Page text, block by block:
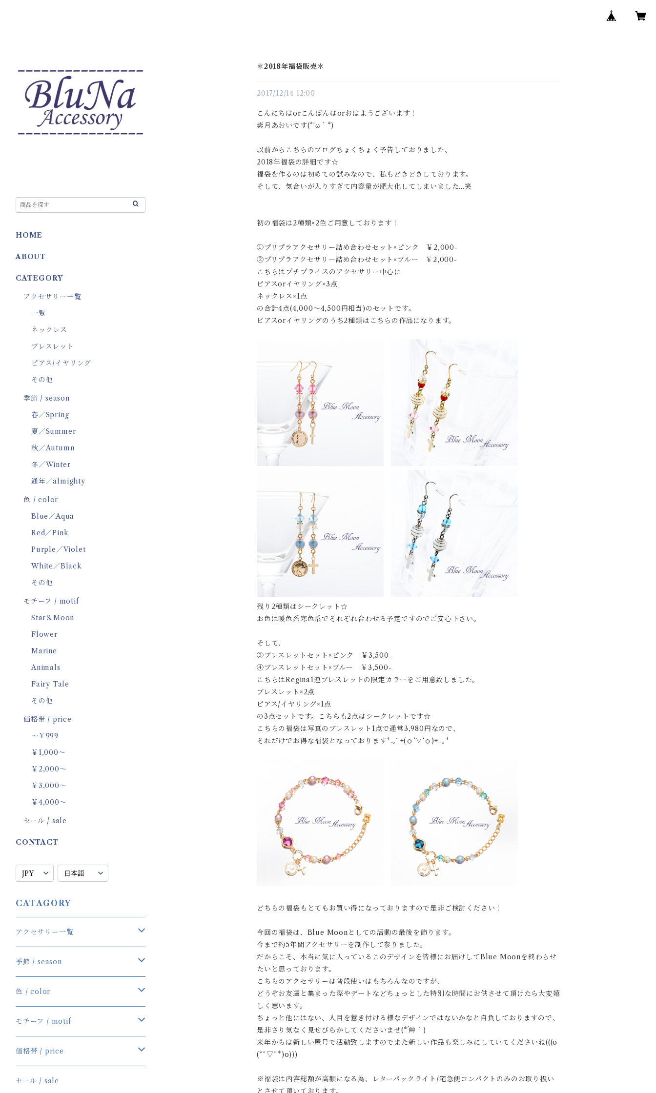
＊2018年福袋販売＊
2017/12/14 12:00
こんにちはorこんばんはorおはようございます！
紫月あおいです(*′ω｀*)
以前からこちらのブログちょくちょく予告しておりました、
2018年福袋の詳細です☆
福袋を作るのは初めての試みなので、私もどきどきしております。
そして、気合いが入りすぎて内容量が肥大化してしまいました…笑
初の福袋は2種類×2色ご用意しております！
①プリプラアクセサリー詰め合わせセット×ピンク ￥2,000-
②プリプラアクセサリー詰め合わせセット×ブルー ￥2,000-
こちらはプチプライスのアクセサリー中心に
ピアスorイヤリング×3点
ネックレス×1点
の合計4点(4,000～4,500円相当)のセットです。
ピアスorイヤリングのうち2種類はこちらの作品になります。
残り2種類はシークレット☆
お色は暖色系寒色系でそれぞれ合わせる予定ですのでご安心下さい。
そして、
③ブレスレットセット×ピンク ￥3,500-
④ブレスレットセット×ブルー ￥3,500-
こちらはRegina1連ブレスレットの限定カラーをご用意致しました。
ブレスレット×2点
ピアス/イヤリング×1点
の3点セットです。こちらも2点はシークレットです☆
こちらの福袋は写真のブレスレット1点で通常3,980円なので、
それだけでお得な福袋となっております*.｡ﾟ+(ｏ‘∀‘ｏ)+..｡*
どちらの福袋もとてもお買い得になっておりますので是非ご検討ください！
今回の福袋は、Blue Moonとしての活動の最後を飾ります。
今まで約5年間アクセサリーを制作して参りました。
だからこそ、本当に気に入っているこのデザインを皆様にお届けしてBlue Moonを終わらせ
たいと思っております。
こちらのアクセサリーは普段使いはもちろんなのですが、
どうぞお友達と集まった際やデートなどちょっとした特別な時間にお供させて頂けたら大変嬉
しく思います。
ちょっと他にはない、人目を惹き付ける様なデザインではないかなと自負しておりますので、
是非さり気なく見せびらかしてくださいませ(*´艸｀)
来年からは新しい屋号で活動致しますのでまた新しい作品も楽しみにしていてくださいね(((o
(*ﾟ▽ﾟ*)o)))
※福袋は内容総額が高額になる為、レターパックライト/宅急便コンパクトのみのお取り扱い
とさせて頂いております。
HOME
ABOUT
CATEGORY
アクセサリー一覧
一覧
ネックレス
ブレスレット
ピアス/イヤリング
その他
季節 / season
春／Spring
夏／Summer
秋／Autumn
冬／Winter
通年／almighty
色 / color
Blue／Aqua
Red／Pink
Purple／Violet
White／Black
その他
モチーフ / motif
Star＆Moon
Flower
Marine
Animals
Fairy Tale
その他
価格帯 / price
～￥999
￥1,000～
￥2,000～
￥3,000～
￥4,000～
セール / sale
CONTACT
CATAGORY
アクセサリー一覧
一覧
ネックレス
ブレスレット
ピアス/イヤリング
その他
季節 / season
春／Spring
夏／Summer
秋／Autumn
冬／Winter
色 / color
Blue／Aqua
Red／Pink
Purple／Violet
モチーフ / motif
Star＆Moon
Flower
価格帯 / price
～￥999
セール / sale